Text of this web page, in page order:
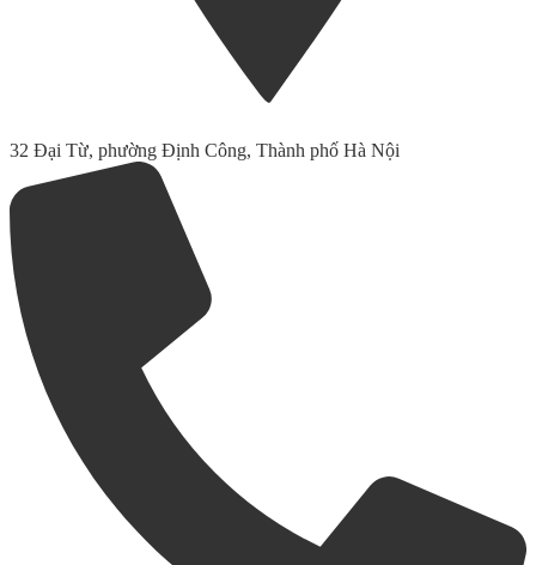
32 Đại Từ, phường Định Công, Thành phố Hà Nội